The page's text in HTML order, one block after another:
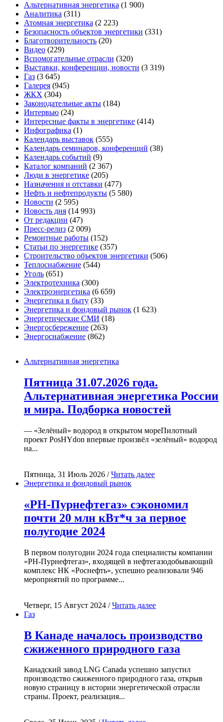
Альтернативная энергетика (1 900)
Аналитика (311)
Атомная энергетика (2 223)
Безопасность объектов энергетики (331)
Благотворительность (20)
Видео (229)
Вспомогательные отрасли (320)
Выставки, конференции, новости (3 319)
Газ (3 645)
Галерея (945)
ЖКХ (304)
Законодательные акты (184)
Интервью (24)
Интересные факты в энергетике (414)
Инфографика (1)
Календарь выставок (555)
Календарь семинаров, конференций (38)
Календарь событий (9)
Каталог компаний (2 367)
Люди в энергетике (205)
Назначения и отставки (477)
Нефть и нефтепродукты (5 580)
Новости (2 595)
Новость дня (14 993)
От редакции (47)
Пресс-релиз (2 009)
Ремонтные работы (152)
Статьи по энергетике (357)
Строительство объектов энергетики (506)
Теплоснабжение (544)
Уголь (651)
Электротехника (300)
Электроэнергетика (6 659)
Энергетика в быту (33)
Энергетика и фондовый рынок (1 623)
Энергетические СМИ (18)
Энергосбережение (263)
Энергоснабжение (862)
Альтернативная энергетика
Пятница 31.07.2026 года.
Альтернативная энергетика России
и мира. Подборка новостей
— «Зелёный» водород в открытом мореПилотный
проект PosHYdon впервые произвёл «зелёный» водород
на...
Пятница, 31 Июль 2026 /Читать далее
Энергетика и фондовый рынок
«РН-Пурнефтегаз» сэкономил
почти 20 млн кВт*ч за первое
полугодие 2024
В первом полугодии 2024 года специалисты компании
«РН-Пурнефтегаз», входящей в нефтегазодобывающий
комплекс НК «Роснефть», успешно реализовали 946
мероприятий по программе...
Четверг, 15 Август 2024 /Читать далее
Газ
В Канаде началось производство
сжиженного природного газа
Канадский завод LNG Canada успешно запустил
производство сжиженного природного газа, открыв
новую страницу в истории энергетической отрасли
страны. Проект, реализация...